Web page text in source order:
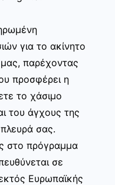
για το ακίνητο
παρέχοντας
προσφέρει η
το χάσιμο
του άγχους της
σας.
στο πρόγραμμα
σε
Ευρωπαϊκής